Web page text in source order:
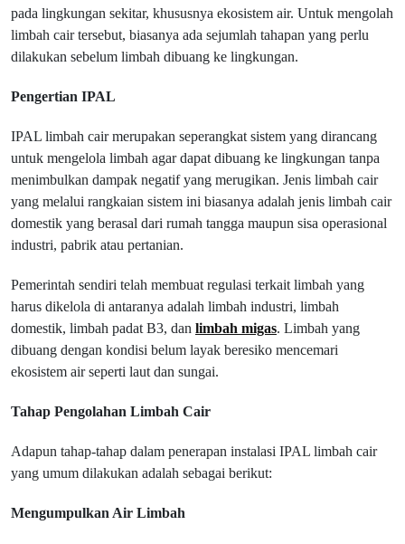
pada lingkungan sekitar, khususnya ekosistem air. Untuk mengolah
limbah cair tersebut, biasanya ada sejumlah tahapan yang perlu
dilakukan sebelum limbah dibuang ke lingkungan.
Pengertian IPAL
IPAL limbah cair merupakan seperangkat sistem yang dirancang
untuk mengelola limbah agar dapat dibuang ke lingkungan tanpa
menimbulkan dampak negatif yang merugikan. Jenis limbah cair
yang melalui rangkaian sistem ini biasanya adalah jenis limbah cair
domestik yang berasal dari rumah tangga maupun sisa operasional
industri, pabrik atau pertanian.
Pemerintah sendiri telah membuat regulasi terkait limbah yang
harus dikelola di antaranya adalah limbah industri, limbah
domestik, limbah padat B3, dan limbah migas. Limbah yang
dibuang dengan kondisi belum layak beresiko mencemari
ekosistem air seperti laut dan sungai.
Tahap Pengolahan Limbah Cair
Adapun tahap-tahap dalam penerapan instalasi IPAL limbah cair
yang umum dilakukan adalah sebagai berikut:
Mengumpulkan Air Limbah